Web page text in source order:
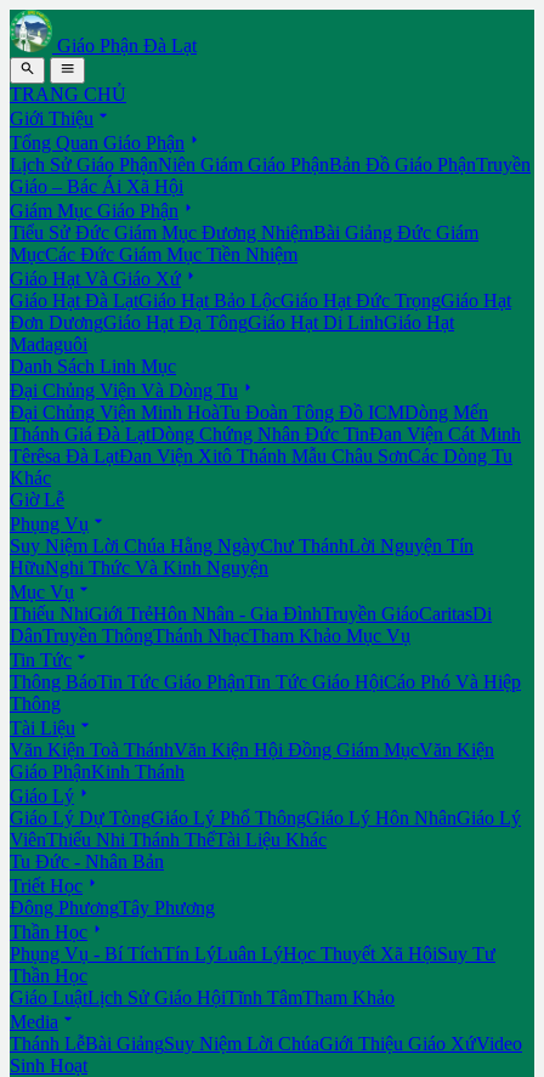
Giáo Phận Đà Lạt
 
TRANG CHỦ
Giới Thiệu 
Tổng Quan Giáo Phận 
Lịch Sử Giáo PhậnNiên Giám Giáo PhậnBản Đồ Giáo PhậnTruyền
Giáo – Bác Ái Xã Hội
Giám Mục Giáo Phận 
Tiểu Sử Đức Giám Mục Đương NhiệmBài Giảng Đức Giám
MụcCác Đức Giám Mục Tiền Nhiệm
Giáo Hạt Và Giáo Xứ 
Giáo Hạt Đà LạtGiáo Hạt Bảo LộcGiáo Hạt Đức TrọngGiáo Hạt
Đơn DươngGiáo Hạt Đạ TôngGiáo Hạt Di LinhGiáo Hạt
Madaguôi
Danh Sách Linh Mục
Đại Chủng Viện Và Dòng Tu 
Đại Chủng Viện Minh HoàTu Đoàn Tông Đồ ICMDòng Mến
Thánh Giá Đà LạtDòng Chứng Nhân Đức TinĐan Viện Cát Minh
Têrêsa Đà LạtĐan Viện Xitô Thánh Mẫu Châu SơnCác Dòng Tu
Khác
Giờ Lễ
Phụng Vụ 
Suy Niệm Lời Chúa Hằng NgàyChư ThánhLời Nguyện Tín
HữuNghi Thức Và Kinh Nguyện
Mục Vụ 
Thiếu NhiGiới TrẻHôn Nhân - Gia ĐìnhTruyền GiáoCaritasDi
DânTruyền ThôngThánh NhạcTham Khảo Mục Vụ
Tin Tức 
Thông BáoTin Tức Giáo PhậnTin Tức Giáo HộiCáo Phó Và Hiệp
Thông
Tài Liệu 
Văn Kiện Toà ThánhVăn Kiện Hội Đồng Giám MụcVăn Kiện
Giáo PhậnKinh Thánh
Giáo Lý 
Giáo Lý Dự TòngGiáo Lý Phổ ThôngGiáo Lý Hôn NhânGiáo Lý
ViênThiếu Nhi Thánh ThểTài Liệu Khác
Tu Đức - Nhân Bản
Triết Học 
Đông PhươngTây Phương
Thần Học 
Phụng Vụ - Bí TíchTín LýLuân LýHọc Thuyết Xã HộiSuy Tư
Thần Học
Giáo LuậtLịch Sử Giáo HộiTĩnh TâmTham Khảo
Media 
Thánh LễBài GiảngSuy Niệm Lời ChúaGiới Thiệu Giáo XứVideo
Sinh Hoạt